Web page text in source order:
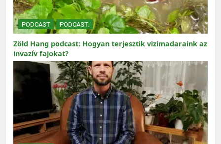
PODCAST PODCAST.
Zöld Hang podcast: Hogyan terjesztik vizimadaraink az
invazív fajokat?